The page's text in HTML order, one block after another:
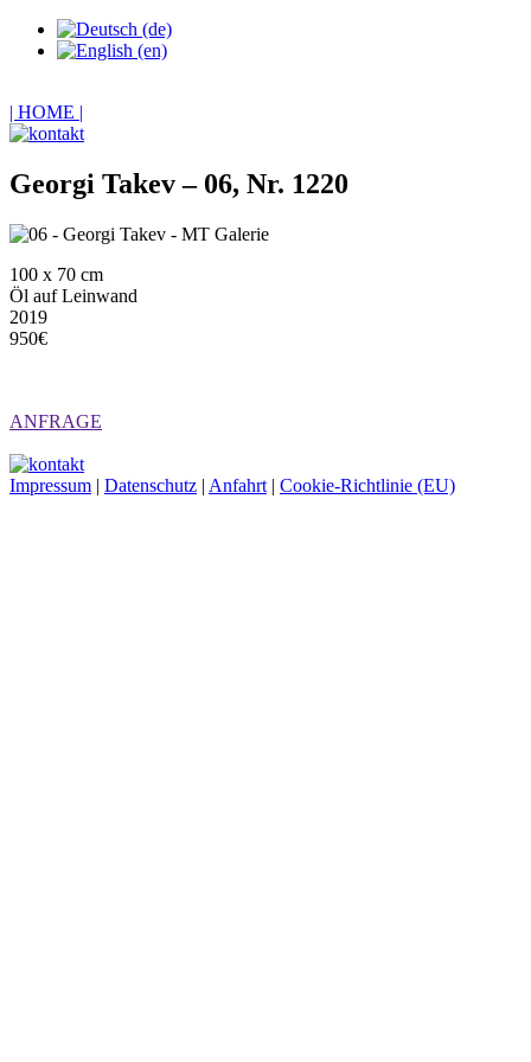
| HOME |
Georgi Takev – 06, Nr. 1220
100 x 70 cm
Öl auf Leinwand
2019
950€
ANFRAGE
Impressum | Datenschutz | Anfahrt | Cookie-Richtlinie (EU)